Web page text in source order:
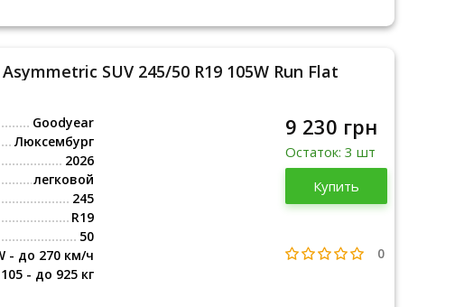
SUV 245/50 R19 105W Run Flat
Goodyear
Люксембург
2026
легковой
245
R19
50
- до 270 км/ч
105 - до 925 кг
Люксембург
2026
9 230 грн
Остаток: 3 шт
Купить
0